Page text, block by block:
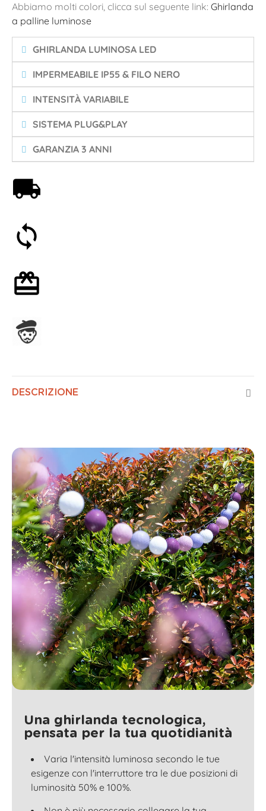
Abbiamo molti colori, clicca sul seguente link: Ghirlanda
a palline luminose
GHIRLANDA LUMINOSA LED
IMPERMEABILE IP55 & FILO NERO
INTENSITÀ VARIABILE
SISTEMA PLUG&PLAY
GARANZIA 3 ANNI
DESCRIZIONE
Una ghirlanda tecnologica,
pensata per la tua quotidianità
Varia l'intensità luminosa secondo le tue
esigenze con l'interruttore tra le due posizioni di
luminosità 50% e 100%.